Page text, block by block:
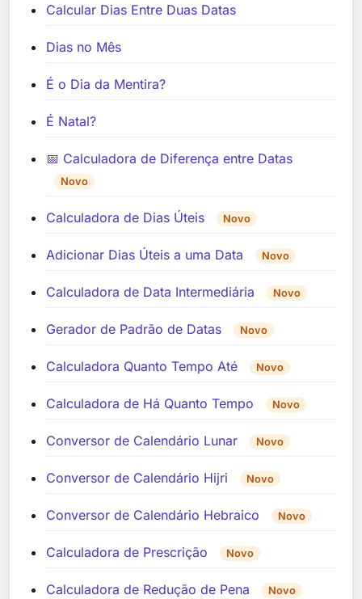
Calcular Dias Entre Duas Datas
Dias no Mês
É o Dia da Mentira?
É Natal?
📅 Calculadora de Diferença entre Datas
Novo
Calculadora de Dias Úteis Novo
Adicionar Dias Úteis a uma Data Novo
Calculadora de Data Intermediária Novo
Gerador de Padrão de Datas Novo
Calculadora Quanto Tempo Até Novo
Calculadora de Há Quanto Tempo Novo
Conversor de Calendário Lunar Novo
Conversor de Calendário Hijri Novo
Conversor de Calendário Hebraico Novo
Calculadora de Prescrição Novo
Calculadora de Redução de Pena Novo